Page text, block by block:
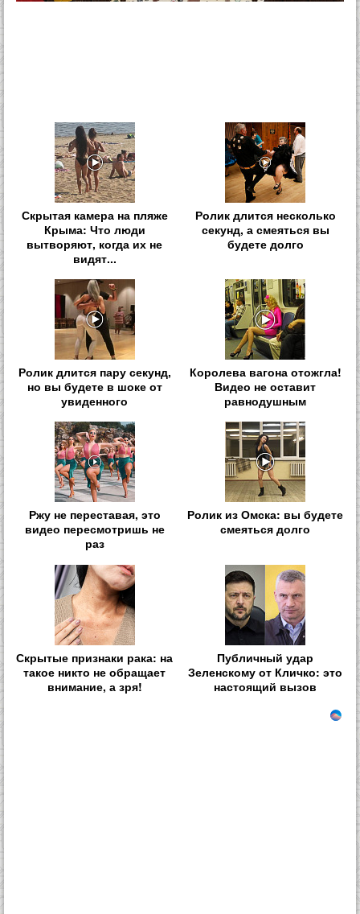
Скрытая камера на пляже
Крыма: Что люди
вытворяют, когда их не
видят...
Ролик длится несколько
секунд, а смеяться вы
будете долго
Ролик длится пару секунд,
но вы будете в шоке от
увиденного
Королева вагона отожгла!
Видео не оставит
равнодушным
Ржу не переставая, это
видео пересмотришь не
раз
Ролик из Омска: вы будете
смеяться долго
Скрытые признаки рака: на
такое никто не обращает
внимание, а зря!
Публичный удар
Зеленскому от Кличко: это
настоящий вызов